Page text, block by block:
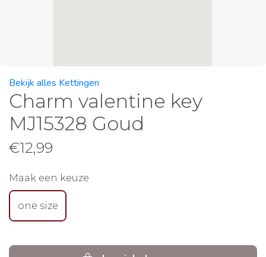
Bekijk alles Kettingen
Charm valentine key
MJ15328 Goud
€12,99
Maak een keuze
one size